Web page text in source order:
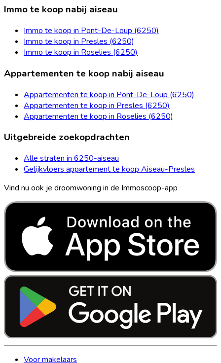
Immo te koop nabij aiseau
Immo te koop in Pont-De-Loup (6250)
Immo te koop in Presles (6250)
Immo te koop in Roselies (6250)
Appartementen te koop nabij aiseau
Appartementen te koop in Pont-De-Loup (6250)
Appartementen te koop in Presles (6250)
Appartementen te koop in Roselies (6250)
Uitgebreide zoekopdrachten
Alle straten in 6250-aiseau
Gelijkvloers appartement te koop Aiseau-Presles
Vind nu ook je droomwoning in de Immoscoop-app
Voor makelaars